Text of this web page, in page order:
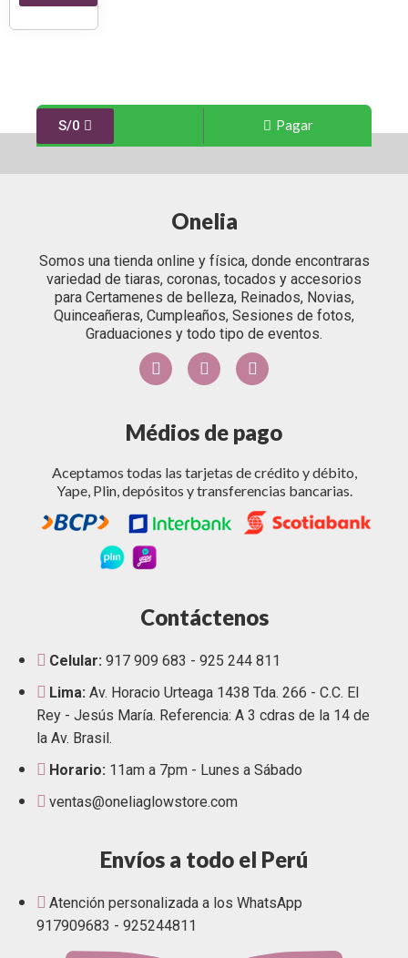
S/0 Pagar
Onelia
Somos una tienda online y física, donde encontraras
variedad de tiaras, coronas, tocados y accesorios
para Certamenes de belleza, Reinados, Novias,
Quinceañeras, Cumpleaños, Sesiones de fotos,
Graduaciones y todo tipo de eventos.
Médios de pago
Aceptamos todas las tarjetas de crédito y débito,
Yape, Plin, depósitos y transferencias bancarias.
Contáctenos
Celular: 917 909 683 - 925 244 811
Lima: Av. Horacio Urteaga 1438 Tda. 266 - C.C. El
Rey - Jesús María. Referencia: A 3 cdras de la 14 de
la Av. Brasil.
Horario: 11am a 7pm - Lunes a Sábado
ventas@oneliaglowstore.com
Envíos a todo el Perú
Atención personalizada a los WhatsApp
917909683 - 925244811